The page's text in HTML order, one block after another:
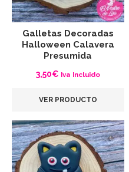
Galletas Decoradas
Halloween Calavera
Presumida
3,50€ Iva Incluido
VER PRODUCTO